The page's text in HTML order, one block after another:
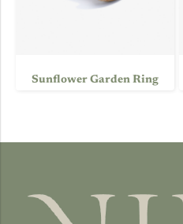
Sunflower Garden Ring